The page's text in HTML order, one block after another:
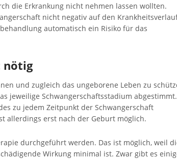
die Erkrankung nicht nehmen lassen wollten.
nicht negativ auf den
automatisch ein Risiko für das
nötig
und zugleich das ungeborene Leben zu
jeweilige Schwangerschaftsstadium abgestimmt.
zu jedem Zeitpunkt der Schwangerschaft
allerdings erst nach der Geburt möglich.
durchgeführt werden. Das ist möglich, weil
Wirkung minimal ist. Zwar gibt es